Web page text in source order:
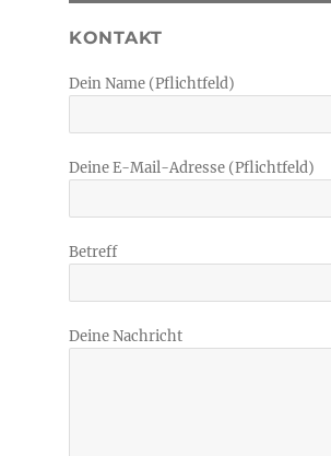
KONTAKT
Dein Name (Pflichtfeld)
Deine E-Mail-Adresse (Pflichtfeld)
Betreff
Deine Nachricht